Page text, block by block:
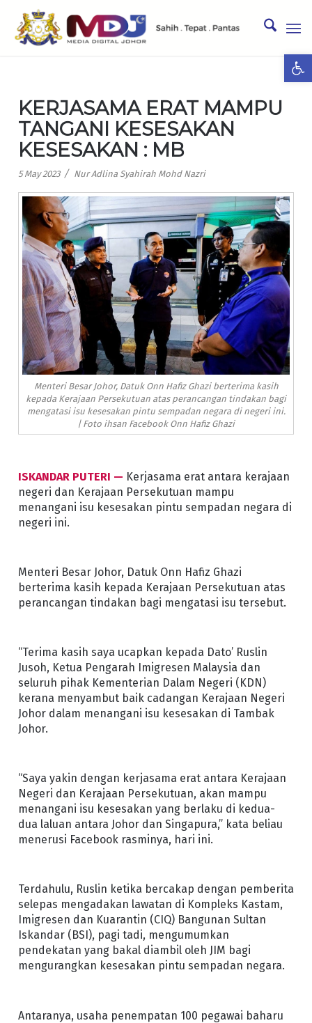
KERJASAMA ERAT MAMPU
TANGANI KESESAKAN
KESESAKAN : MB
5 May 2023 / Nur Adlina Syahirah Mohd Nazri
Menteri Besar Johor, Datuk Onn Hafiz Ghazi berterima kasih
kepada Kerajaan Persekutuan atas perancangan tindakan bagi
mengatasi isu kesesakan pintu sempadan negara di negeri ini.
| Foto ihsan Facebook Onn Hafiz Ghazi
ISKANDAR PUTERI — Kerjasama erat antara kerajaan
negeri dan Kerajaan Persekutuan mampu
menangani isu kesesakan pintu sempadan negara di
negeri ini.
Menteri Besar Johor, Datuk Onn Hafiz Ghazi
berterima kasih kepada Kerajaan Persekutuan atas
perancangan tindakan bagi mengatasi isu tersebut.
“Terima kasih saya ucapkan kepada Dato’ Ruslin
Jusoh, Ketua Pengarah Imigresen Malaysia dan
seluruh pihak Kementerian Dalam Negeri (KDN)
kerana menyambut baik cadangan Kerajaan Negeri
Johor dalam menangani isu kesesakan di Tambak
Johor.
“Saya yakin dengan kerjasama erat antara Kerajaan
Negeri dan Kerajaan Persekutuan, akan mampu
menangani isu kesesakan yang berlaku di kedua-
dua laluan antara Johor dan Singapura,” kata beliau
menerusi Facebook rasminya, hari ini.
Terdahulu, Ruslin ketika bercakap dengan pemberita
selepas mengadakan lawatan di Kompleks Kastam,
Imigresen dan Kuarantin (CIQ) Bangunan Sultan
Iskandar (BSI), pagi tadi, mengumumkan
pendekatan yang bakal diambil oleh JIM bagi
mengurangkan kesesakan pintu sempadan negara.
Antaranya, usaha penempatan 100 pegawai baharu